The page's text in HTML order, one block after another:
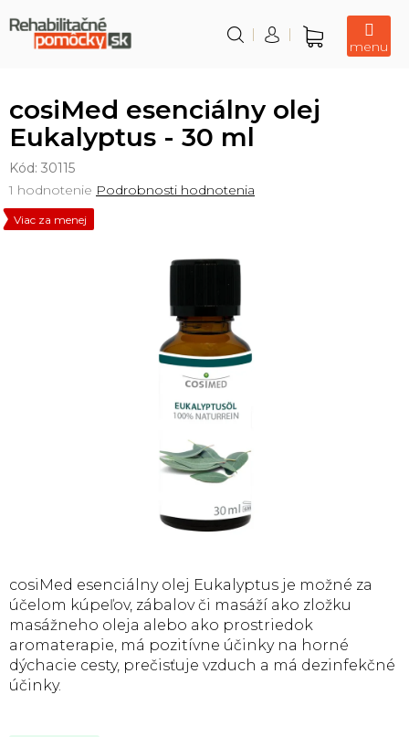
na
obsah
Nákupný
cosiMed esenciálny olej
Eukalyptus - 30 ml
Kód: 30115
Viac za menej
Priemerné
hodnotenie
produktu
1 hodnotenie Podrobnosti hodnotenia
cosiMed esenciálny olej Eukalyptus je možné za
účelom kúpeľov, zábalov či masáží ako zložku
masážneho oleja alebo ako prostriedok
aromaterapie, má pozitívne účinky na horné
dýchacie cesty, prečisťuje vzduch a má dezinfekčné
účinky.